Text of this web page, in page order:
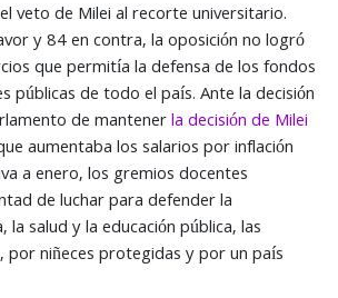
veto de Milei al recorte universitario.
y 84 en contra, la oposición no logró
que permitía la defensa de los fondos
públicas de todo el país. Ante la decisión
de mantenerla decisión de Milei
aumentaba los salarios por inflación
a enero, los gremios docentes
de luchar para defender la
la salud y la educación pública, las
por niñeces protegidas y por un país